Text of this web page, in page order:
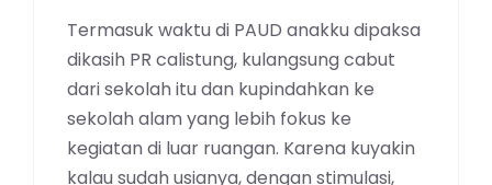
Termasuk waktu di PAUD anakku dipaksa
dikasih PR calistung, kulangsung cabut
dari sekolah itu dan kupindahkan ke
sekolah alam yang lebih fokus ke
kegiatan di luar ruangan. Karena kuyakin
kalau sudah usianya, dengan stimulasi,